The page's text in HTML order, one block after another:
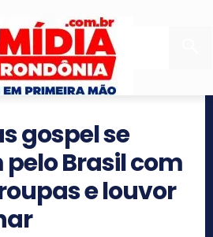
gospel se
Brasil com
e louvor